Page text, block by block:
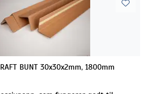
BUNT 30x30x2mm, 1800mm